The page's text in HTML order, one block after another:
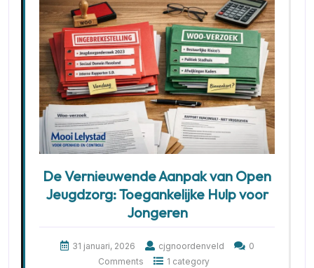
De Vernieuwende Aanpak van Open
Jeugdzorg: Toegankelijke Hulp voor
Jongeren
31 januari, 2026 cjgnoordenveld
0
Comments
1 category